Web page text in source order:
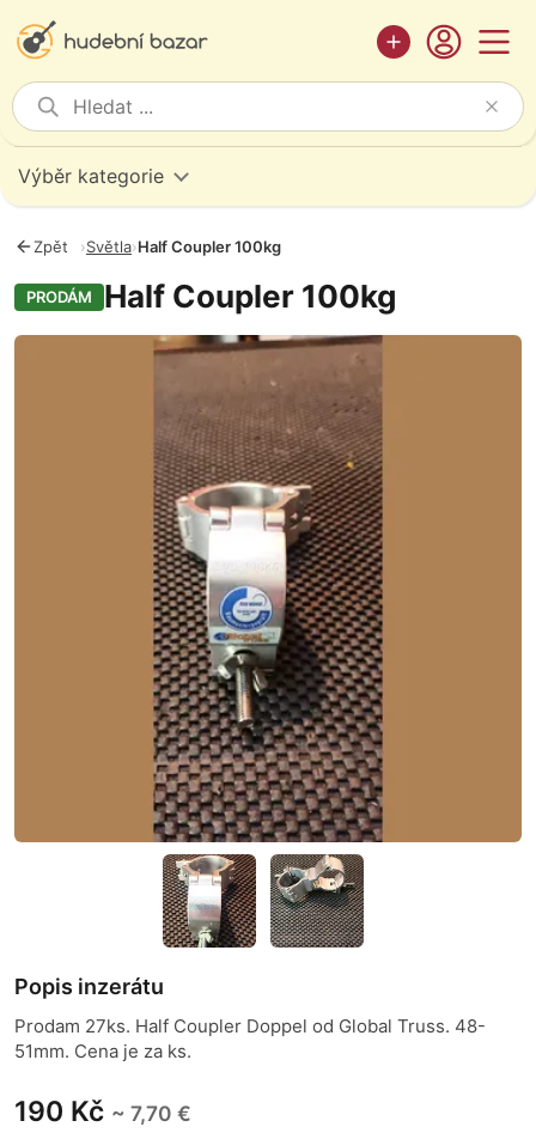
Výběr kategorie
Zpět ›Světla›Half Coupler 100kg
PRODÁM Half Coupler 100kg
Fotografie
190 Kč ~ 7,70 €
Popis inzerátu
Prodam 27ks. Half Coupler Doppel od Global Truss. 48-
51mm. Cena je za ks.